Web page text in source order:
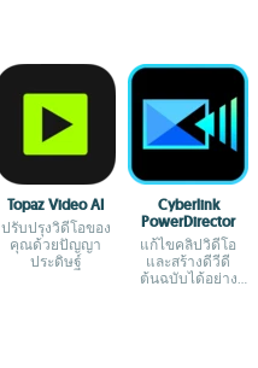
Topaz Video AI
ปรับปรุงวิดีโอของ
คุณด้วยปัญญา
ประดิษฐ์
Cyberlink
PowerDirector
แก้ไขคลิปวิดีโอ
และสร้างดีวีดี
ต้นฉบับได้อย่าง